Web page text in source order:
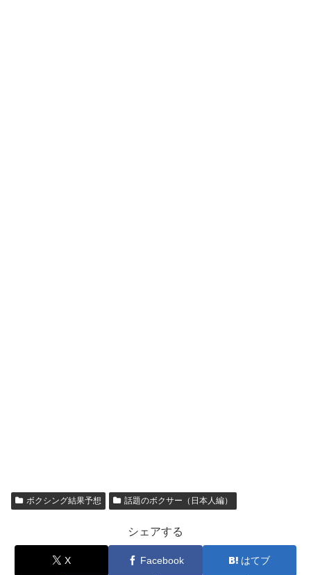
ボクシング結果予想 話題のボクサー（日本人編）
シェアする
X Facebook はてブ